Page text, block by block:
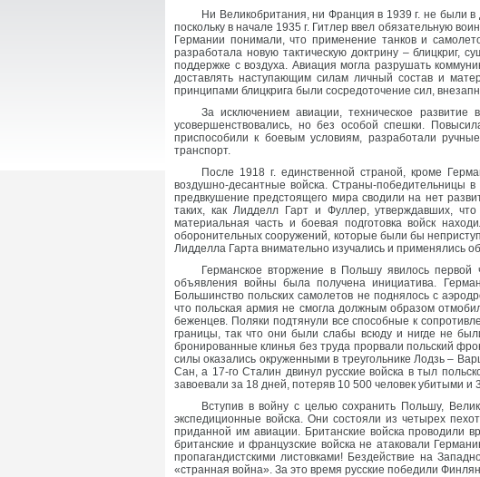
Ни Великобритания, ни Франция в 1939 г. не были
поскольку в начале 1935 г. Гитлер ввел обязательную
Германии понимали, что применение танков и
разработала новую тактическую доктрину – блицкриг,
поддержке с воздуха. Авиация могла разрушать
доставлять наступающим силам личный состав и
принципами блицкрига были сосредоточение сил,
За исключением авиации, техническое
усовершенствовались, но без особой спешки.
приспособили к боевым условиям, разработали
транспорт.
После 1918 г. единственной страной, кроме
воздушно-десантные войска. Страны-победительницы
предвкушение предстоящего мира сводили на нет
таких, как Лидделл Гарт и Фуллер, утверждавших,
материальная часть и боевая подготовка войск
оборонительных сооружений, которые были бы
Лидделла Гарта внимательно изучались и применялись
Германское вторжение в Польшу явилось первой
объявления войны была получена инициатива.
Большинство польских самолетов не поднялось с
что польская армия не смогла должным образом
беженцев. Поляки подтянули все способные к
границы, так что они были слабы всюду и нигде не
бронированные клинья без труда прорвали польский
силы оказались окруженными в треугольнике Лодзь –
Сан, а 17-го Сталин двинул русские войска в тыл
завоевали за 18 дней, потеряв 10 500 человек убитыми
Вступив в войну с целью сохранить Польшу,
экспедиционные войска. Они состояли из четырех
приданной им авиации. Британские войска проводили
британские и французские войска не атаковали
пропагандистскими листовками! Бездействие на
«странная война». За это время русские победили